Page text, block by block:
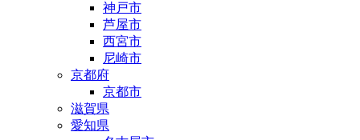
神戸市
芦屋市
西宮市
尼崎市
京都府
京都市
滋賀県
愛知県